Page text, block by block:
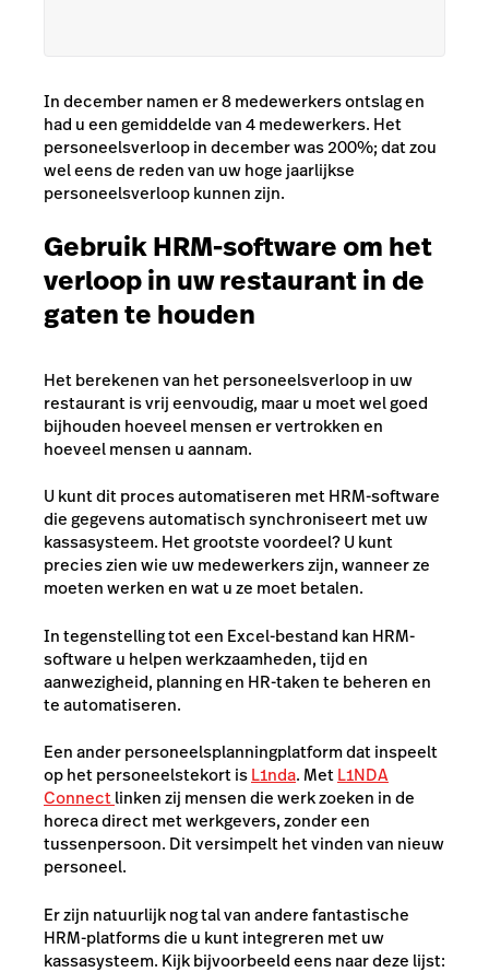
In december namen er 8 medewerkers ontslag en
had u een gemiddelde van 4 medewerkers. Het
personeelsverloop in december was 200%; dat zou
wel eens de reden van uw hoge jaarlijkse
personeelsverloop kunnen zijn.
Gebruik HRM-software om het
verloop in uw restaurant in de
gaten te houden
Het berekenen van het personeelsverloop in uw
restaurant is vrij eenvoudig, maar u moet wel goed
bijhouden hoeveel mensen er vertrokken en
hoeveel mensen u aannam.
U kunt dit proces automatiseren met HRM-software
die gegevens automatisch synchroniseert met uw
kassasysteem. Het grootste voordeel? U kunt
precies zien wie uw medewerkers zijn, wanneer ze
moeten werken en wat u ze moet betalen.
In tegenstelling tot een Excel-bestand kan HRM-
software u helpen werkzaamheden, tijd en
aanwezigheid, planning en HR-taken te beheren en
te automatiseren.
Een ander personeelsplanningplatform dat inspeelt
op het personeelstekort isL1nda. MetL1NDA
Connectlinken zij mensen die werk zoeken in de
horeca direct met werkgevers, zonder een
tussenpersoon. Dit versimpelt het vinden van nieuw
personeel.
Er zijn natuurlijk nog tal van andere fantastische
HRM-platforms die u kunt integreren met uw
kassasysteem. Kijk bijvoorbeeld eens naar deze lijst: